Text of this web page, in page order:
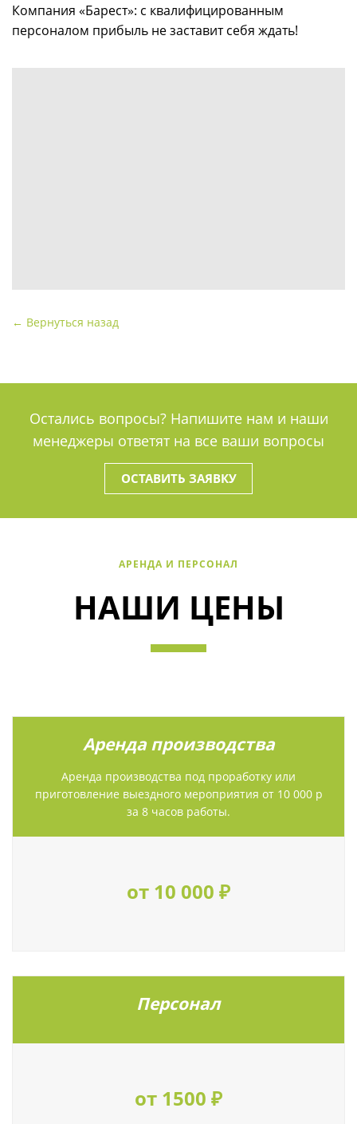
Компания «Барест»: с квалифицированным
персоналом прибыль не заставит себя ждать!
← Вернуться назад
Остались вопросы? Напишите нам и наши
менеджеры ответят на все ваши вопросы
ОСТАВИТЬ ЗАЯВКУ
АРЕНДА И ПЕРСОНАЛ
НАШИ ЦЕНЫ
Аренда производства
Аренда производства под проработку или
приготовление выездного мероприятия от 10 000 р
за 8 часов работы.
от 10 000 ₽
Персонал
от 1500 ₽